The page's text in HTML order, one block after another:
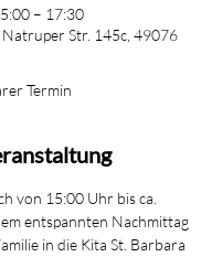
– 17:30
Natruper Str. 145c, 49076
Termin
von 15:00 Uhr bis ca.
entspannten Nachmittag
in die Kita St. Barbara